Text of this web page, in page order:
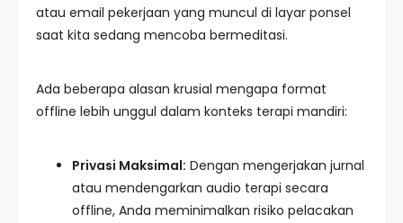
atau email pekerjaan yang muncul di layar ponsel
saat kita sedang mencoba bermeditasi.
Ada beberapa alasan krusial mengapa format
offline lebih unggul dalam konteks terapi mandiri:
Privasi Maksimal: Dengan mengerjakan jurnal
atau mendengarkan audio terapi secara
offline, Anda meminimalkan risiko pelacakan